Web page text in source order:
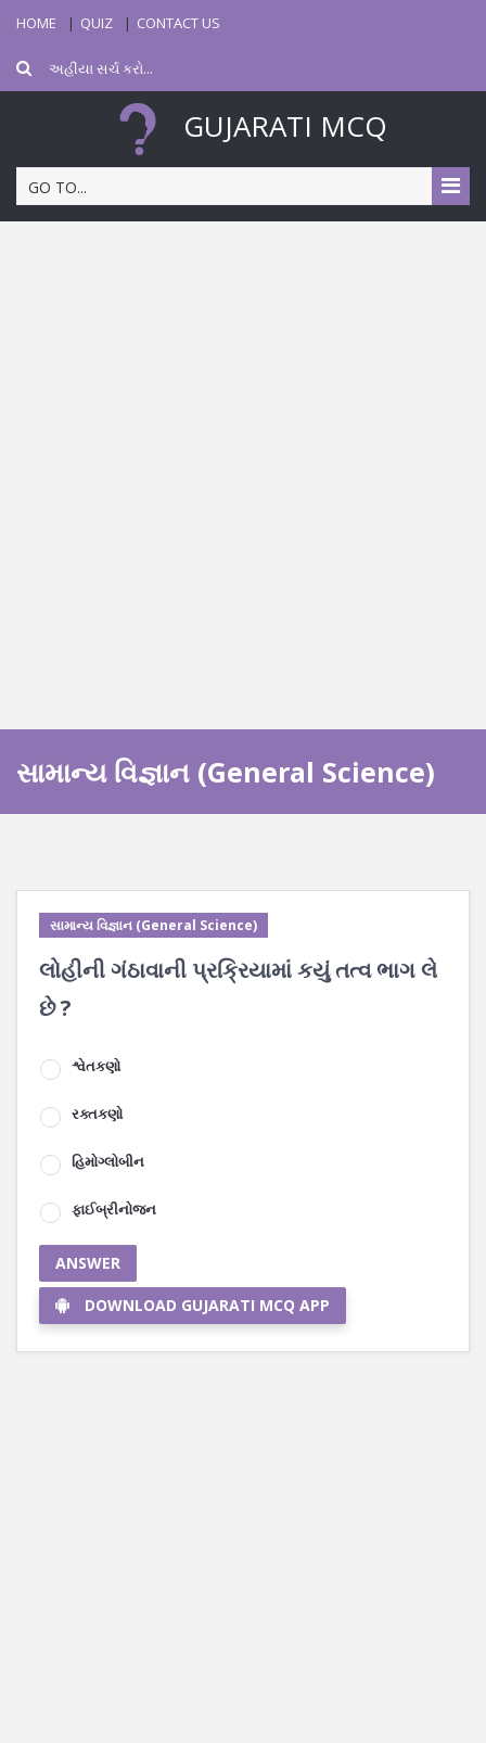
HOME QUIZ CONTACT US
GUJARATI MCQ
GO TO...
સામાન્ય વિજ્ઞાન (General Science)
સામાન્ય વિજ્ઞાન (General Science)
લોહીની ગંઠાવાની પ્રક્રિયામાં કયું તત્વ ભાગ લે
છે ?
શ્વેતકણો
રક્તકણો
હિમોગ્લોબીન
ફાઈબ્રીનોજન
ANSWER
DOWNLOAD GUJARATI MCQ APP